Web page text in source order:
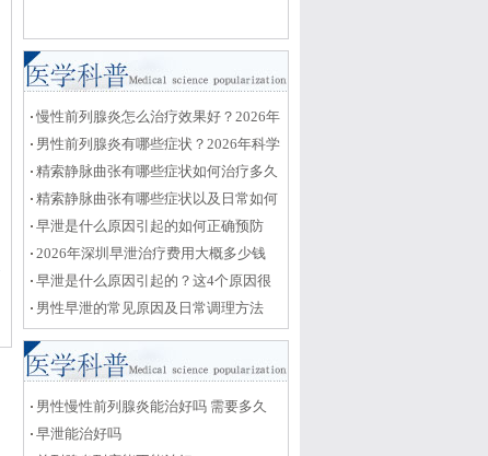
慢性前列腺炎怎么治疗效果好？2026年
最新药物与生活调理方案
男性前列腺炎有哪些症状？2026年科学
治疗与日常护理全攻略
精索静脉曲张有哪些症状如何治疗多久
能恢复
精索静脉曲张有哪些症状以及日常如何
护理恢复
早泄是什么原因引起的如何正确预防
2026年深圳早泄治疗费用大概多少钱
早泄是什么原因引起的？这4个原因很
关键
男性早泄的常见原因及日常调理方法
男性慢性前列腺炎能治好吗 需要多久
早泄能治好吗